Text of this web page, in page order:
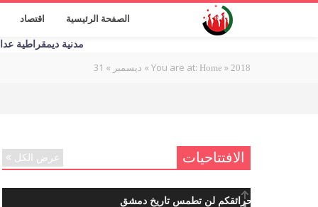
الصفحة الرئيسية اقتصاد
مدنية ديمقراطية عدالة
You are at: Home » 2018
» ديسمبر »
31
الافتتاحيات عرض الكل
حرائقكم لن تطمس تاريخ دمشق